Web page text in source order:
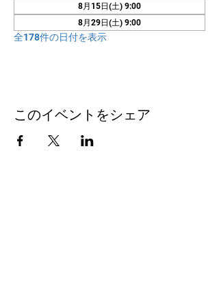
8月15日(土) 9:00
8月29日(土) 9:00
全178件の日付を表示
このイベントをシェア